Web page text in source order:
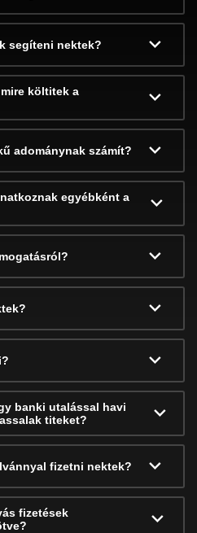
segíteni nektek?
költitek a
adománynak számít?
egyébként a
banki utalással havi
titeket?
fizetni nektek?
fizetések